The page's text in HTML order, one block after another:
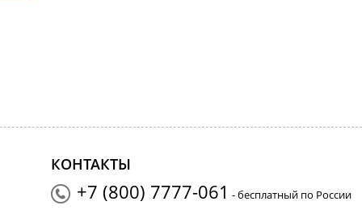
КОНТАКТЫ
+7 (800) 7777-061 - бесплатный по России